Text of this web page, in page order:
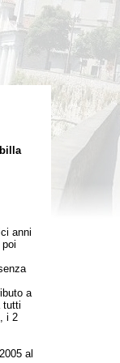
anni
a
tutti
i 2
al